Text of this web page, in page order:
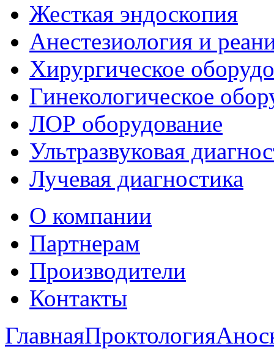
Жесткая эндоскопия
Анестезиология и
Хирургическое
Гинекологическое
ЛОР оборудование
Ультразвуковая
Лучевая диагностика
О компании
Партнерам
Производители
Контакты
ГлавнаяПроктология